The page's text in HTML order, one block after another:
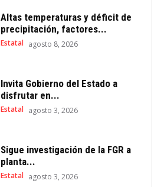
Altas temperaturas y déficit de
precipitación, factores...
Estatal agosto 8, 2026
Invita Gobierno del Estado a
disfrutar en...
Estatal agosto 3, 2026
Sigue investigación de la FGR a
planta...
Estatal agosto 3, 2026